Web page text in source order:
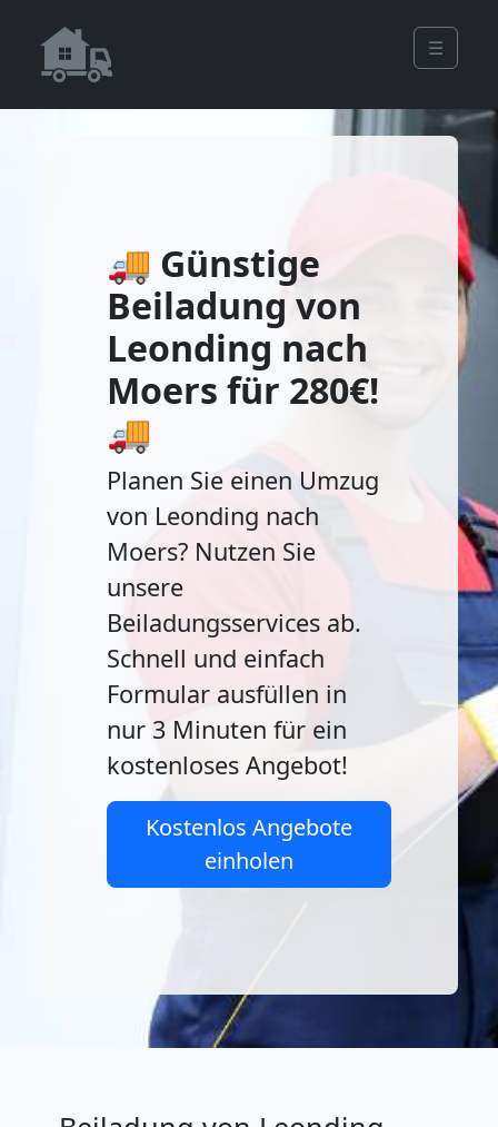
☰
🚚 Günstige
Beiladung von
Leonding nach
Moers für 280€!
🚚
Planen Sie einen Umzug
von Leonding nach
Moers? Nutzen Sie
unsere
Beiladungsservices ab.
Schnell und einfach
Formular ausfüllen in
nur 3 Minuten für ein
kostenloses Angebot!
Kostenlos Angebote
einholen